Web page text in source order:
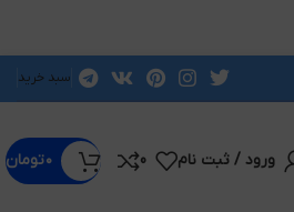
سبد خرید
ورود / ثبت نام 0 ۰تومان